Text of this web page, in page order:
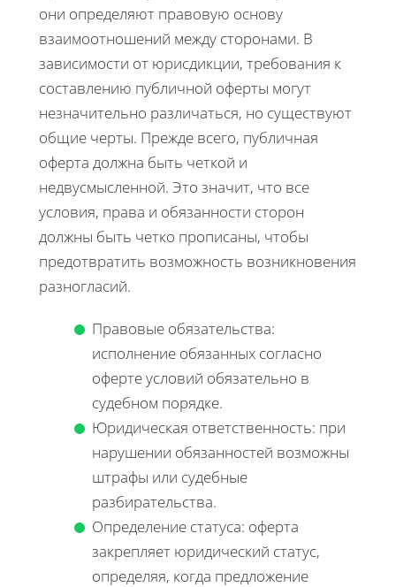
они определяют правовую основу
взаимоотношений между сторонами. В
зависимости от юрисдикции, требования к
составлению публичной оферты могут
незначительно различаться, но существуют
общие черты. Прежде всего, публичная
оферта должна быть четкой и
недвусмысленной. Это значит, что все
условия, права и обязанности сторон
должны быть четко прописаны, чтобы
предотвратить возможность возникновения
разногласий.
Правовые обязательства:
исполнение обязанных согласно
оферте условий обязательно в
судебном порядке.
Юридическая ответственность: при
нарушении обязанностей возможны
штрафы или судебные
разбирательства.
Определение статуса: оферта
закрепляет юридический статус,
определяя, когда предложение